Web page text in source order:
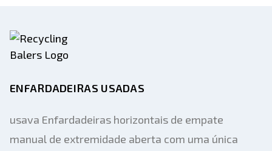
ENFARDADEIRAS USADAS
usava Enfardadeiras horizontais de empate
manual de extremidade aberta com uma única